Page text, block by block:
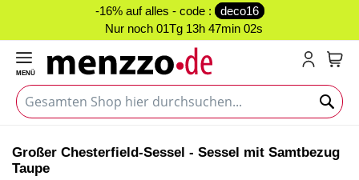
-16% auf alles - code :
deco16
Nur noch 01Tg 13h 47min 02s
MENÜ
Ende
der
Anfang
der
Großer Chesterfield-Sessel - Sessel mit Samtbezug
Taupe